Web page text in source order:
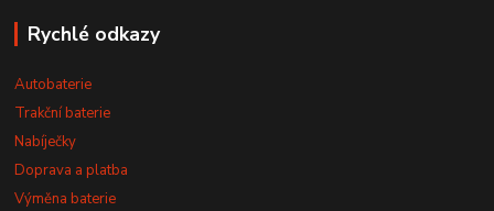
Rychlé odkazy
Autobaterie
Trakční baterie
Nabíječky
Doprava a platba
Výměna baterie